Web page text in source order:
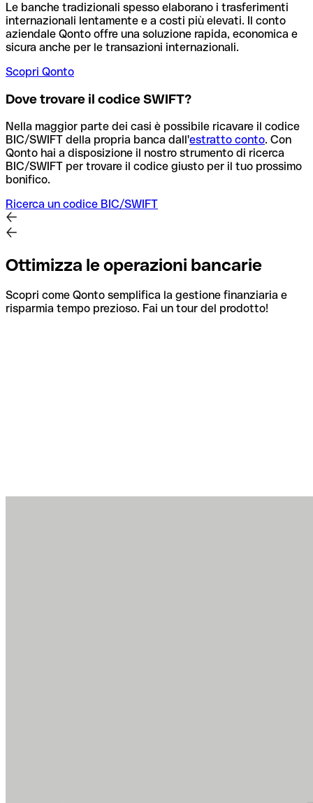
Le banche tradizionali spesso elaborano i trasferimenti
internazionali lentamente e a costi più elevati. Il conto
aziendale Qonto offre una soluzione rapida, economica e
sicura anche per le transazioni internazionali.
Scopri Qonto
Dove trovare il codice SWIFT?
Nella maggior parte dei casi è possibile ricavare il codice
BIC/SWIFT della propria banca dall'estratto conto. Con
Qonto hai a disposizione il nostro strumento di ricerca
BIC/SWIFT per trovare il codice giusto per il tuo prossimo
bonifico.
Ricerca un codice BIC/SWIFT
Ottimizza le operazioni bancarie
Scopri come Qonto semplifica la gestione finanziaria e
risparmia tempo prezioso. Fai un tour del prodotto!